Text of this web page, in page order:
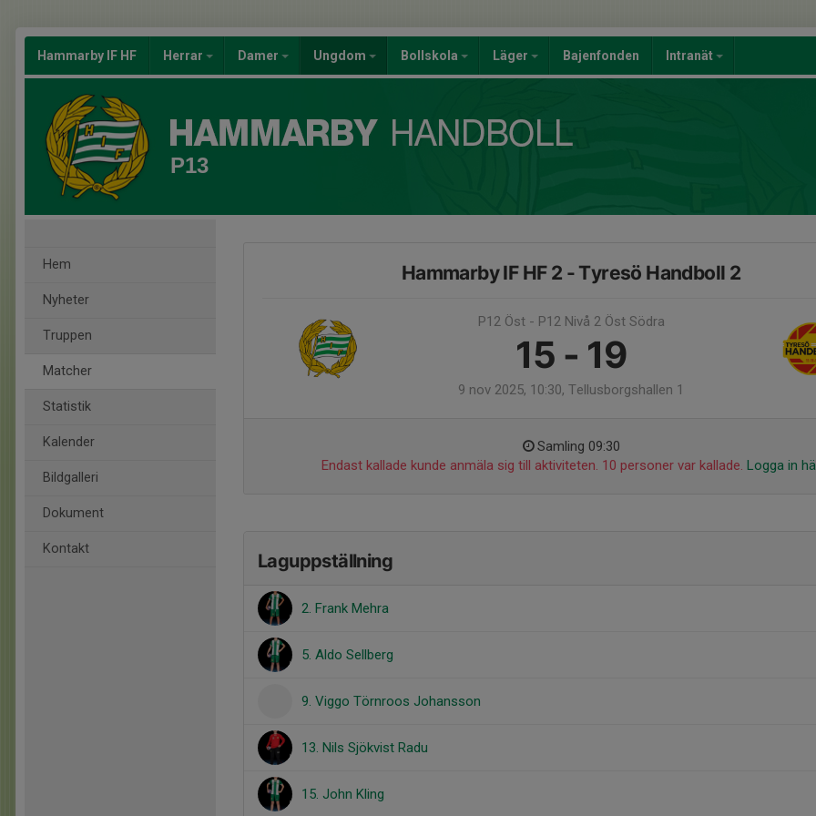
Hammarby IF HF Herrar Damer Ungdom Bollskola Läger Bajenfonden Intranät
P13
Hem
Nyheter
Truppen
Matcher
Statistik
Kalender
Bildgalleri
Dokument
Kontakt
Hammarby IF HF 2 - Tyresö Handboll 2
P12 Öst - P12 Nivå 2 Öst Södra
15 - 19
9 nov 2025, 10:30, Tellusborgshallen 1
Samling 09:30
Endast kallade kunde anmäla sig till aktiviteten. 10 personer var kallade. Logga in
Laguppställning
2. Frank Mehra
5. Aldo Sellberg
9. Viggo Törnroos Johansson
13. Nils Sjökvist Radu
15. John Kling